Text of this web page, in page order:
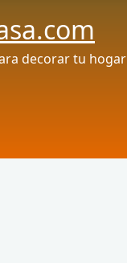
decorar tu hogar